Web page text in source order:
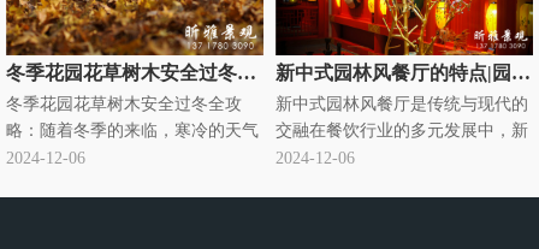
冬季花园花草树木安全过冬全攻略|别墅庭院绿化过冬知识
冬季花园花草树木安全过冬全攻
略：随着冬季的来临，寒冷的天气
对花园里的花草树木构成了严峻的
2024-12-06
新中式园林风餐厅的特点|园林式饭店
新中式园林风餐厅是传统与现代的
交融在餐饮行业的多元发展中，新
中式园林风餐厅悄然兴起，成为独
2024-12-06